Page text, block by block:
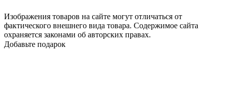
Изображения товаров на сайте могут отличаться от
фактического внешнего вида товара. Содержимое сайта
охраняется законами об авторских правах.
Добавьте подарок